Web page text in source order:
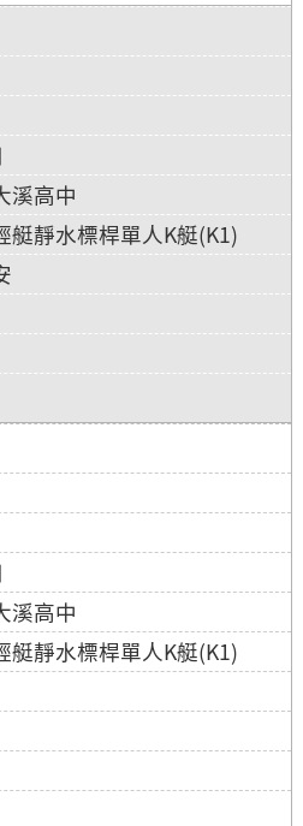
溪高中
艇靜水標桿單人K艇(K1)
溪高中
艇靜水標桿單人K艇(K1)